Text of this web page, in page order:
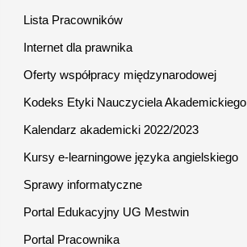
Lista Pracowników
Internet dla prawnika
Oferty współpracy międzynarodowej
Kodeks Etyki Nauczyciela Akademickiego
Kalendarz akademicki 2022/2023
Kursy e-learningowe języka angielskiego
Sprawy informatyczne
Portal Edukacyjny UG Mestwin
Portal Pracownika